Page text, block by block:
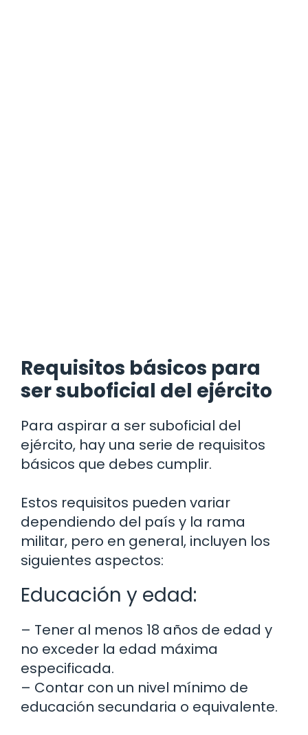
Requisitos básicos para
ser suboficial del ejército
Para aspirar a ser suboficial del
ejército, hay una serie de requisitos
básicos que debes cumplir.
Estos requisitos pueden variar
dependiendo del país y la rama
militar, pero en general, incluyen los
siguientes aspectos:
Educación y edad:
– Tener al menos 18 años de edad y
no exceder la edad máxima
especificada.
– Contar con un nivel mínimo de
educación secundaria o equivalente.